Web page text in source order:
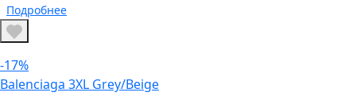
Подробнее
-17%
Balenciaga 3XL Grey/Beige